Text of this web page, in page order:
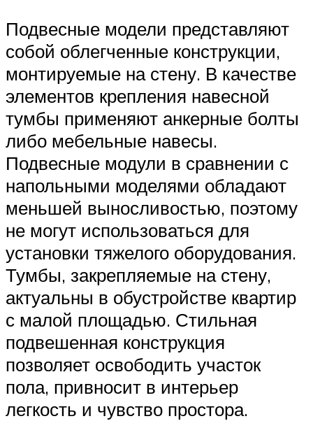
Подвесные модели представляют
собой облегченные конструкции,
монтируемые на стену. В качестве
элементов крепления навесной
тумбы применяют анкерные болты
либо мебельные навесы.
Подвесные модули в сравнении с
напольными моделями обладают
меньшей выносливостью, поэтому
не могут использоваться для
установки тяжелого оборудования.
Тумбы, закрепляемые на стену,
актуальны в обустройстве квартир
с малой площадью. Стильная
подвешенная конструкция
позволяет освободить участок
пола, привносит в интерьер
легкость и чувство простора.